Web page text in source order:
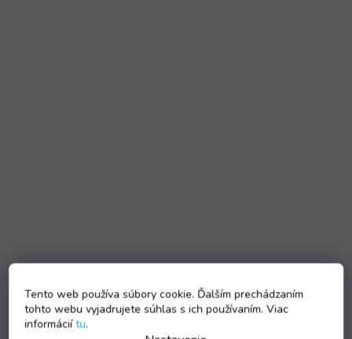
Tento web používa súbory cookie. Ďalším prechádzaním
tohto webu vyjadrujete súhlas s ich používaním. Viac
informáciítu.